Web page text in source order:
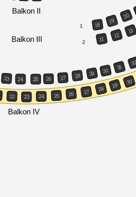
1
2
Balkon IV
Balkon III
Balkon II
23
18
24 25
22
26
24
11
23
27
19
28
25
12
20
29
26
13
30
27
31
28 29 30